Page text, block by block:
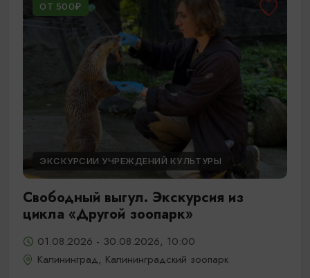
ОТ 500₽
ЭКСКУРСИИ УЧРЕЖДЕНИЙ КУЛЬТУРЫ
Свободный выгул. Экскурсия из
цикла «Другой зоопарк»
01.08.2026 - 30.08.2026, 10:00
Калининград, Калининградский зоопарк